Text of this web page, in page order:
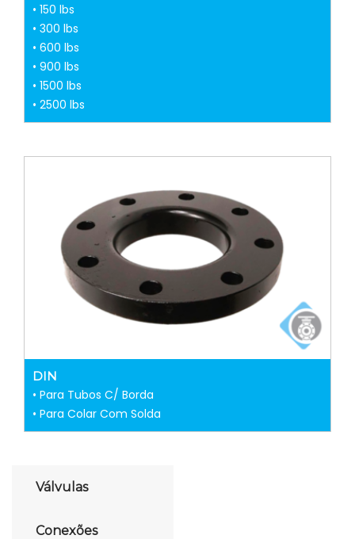
• 150 lbs
• 300 lbs
• 600 lbs
• 900 lbs
• 1500 lbs
• 2500 lbs
DIN
• Para Tubos C/ Borda
• Para Colar Com Solda
Válvulas
Conexões